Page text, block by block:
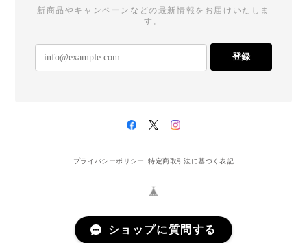
新商品やキャンペーンなどの最新情報をお届けいたしま
す。
登録
プライバシーポリシー 特定商取引法に基づく表記
ショップに質問する